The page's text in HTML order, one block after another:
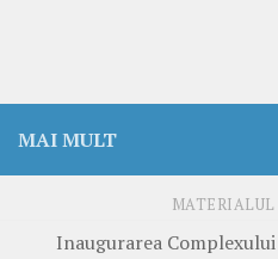
MAI MULT
MATERIALUL
Inaugurarea